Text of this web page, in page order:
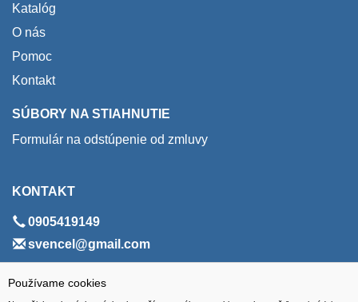
Používame cookies
Katalóg
O nás
Pomoc
Kontakt
SÚBORY NA STIAHNUTIE
Formulár na odstúpenie od zmluvy
KONTAKT
0905419149
svencel@gmail.com
ADRESA